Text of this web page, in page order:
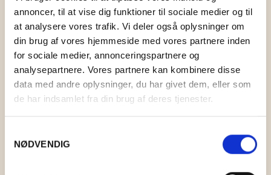
annoncer, til at vise dig funktioner til sociale medier og til
at analysere vores trafik. Vi deler også oplysninger om
din brug af vores hjemmeside med vores partnere inden
for sociale medier, annonceringspartnere og
analysepartnere. Vores partnere kan kombinere disse
data med andre oplysninger, du har givet dem, eller som
de har indsamlet fra din brug af deres tjenester.
NØDVENDIG
HYACINT LILLE
KR.79,00